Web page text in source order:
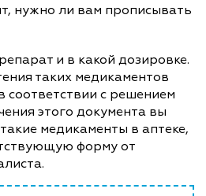
нужно ли вам прописывать
и в какой дозировке.
таких медикаментов
соответствии с решением
этого документа вы
медикаменты в аптеке,
форму от